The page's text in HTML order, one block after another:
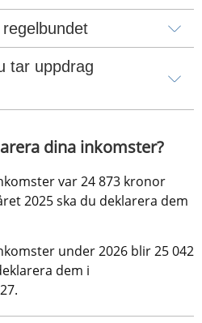
tar uppdrag
dina inkomster?
var 24 873 kronor
2025 ska du deklarera dem
under 2026 blir 25 042
dem i